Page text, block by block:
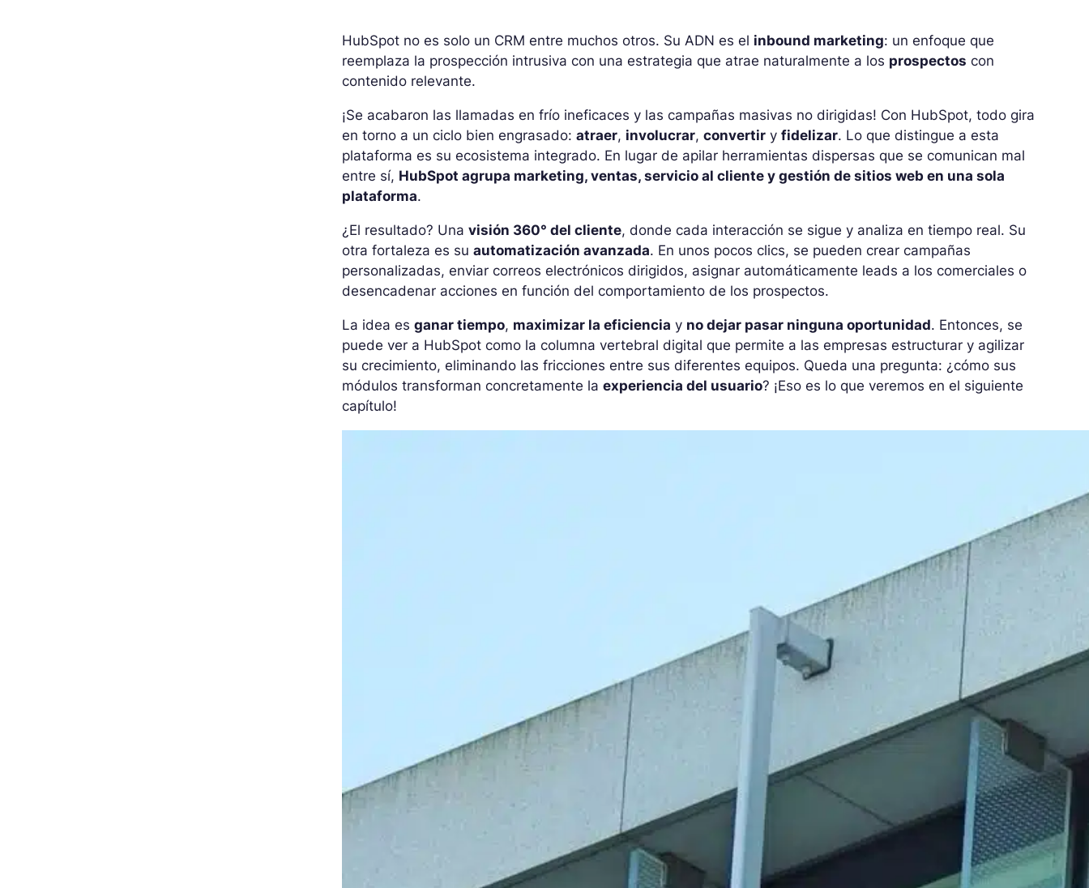
HubSpot no es solo un CRM entre muchos otros. Su ADN es el inbound marketing: un enfoque que
reemplaza la prospección intrusiva con una estrategia que atrae naturalmente a los prospectos con
contenido relevante.
¡Se acabaron las llamadas en frío ineficaces y las campañas masivas no dirigidas! Con HubSpot, todo gira
en torno a un ciclo bien engrasado:atraer, involucrar,convertir yfidelizar. Lo que distingue a esta
plataforma es su ecosistema integrado. En lugar de apilar herramientas dispersas que se comunican mal
entre sí, HubSpot agrupa marketing, ventas, servicio al cliente y gestión de sitios web en una sola
plataforma.
¿El resultado? Unavisión 360° del cliente, donde cada interacción se sigue y analiza en tiempo real. Su
otra fortaleza es suautomatización avanzada. En unos pocos clics, se pueden crear campañas
personalizadas, enviar correos electrónicos dirigidos, asignar automáticamente leads a los comerciales o
desencadenar acciones en función del comportamiento de los prospectos.
La idea esganar tiempo, maximizar la eficiencia y no dejar pasar ninguna oportunidad. Entonces, se
puede ver a HubSpot como la columna vertebral digital que permite a las empresas estructurar y agilizar
su crecimiento, eliminando las fricciones entre sus diferentes equipos. Queda una pregunta: ¿cómo sus
módulos transforman concretamente laexperiencia del usuario? ¡Eso es lo que veremos en el siguiente
capítulo!